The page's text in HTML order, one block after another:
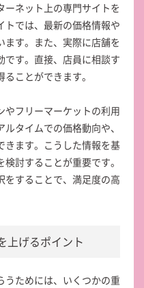
ネット上の専門サイトを
トでは、最新の価格情報や
す。また、実際に店舗を
です。直接、店員に相談す
ことができます。
やフリーマーケットの利用
タイムでの価格動向や、
きます。こうした情報を基
討することが重要です。
をすることで、満足度の高
上げるポイント
うためには、いくつかの重